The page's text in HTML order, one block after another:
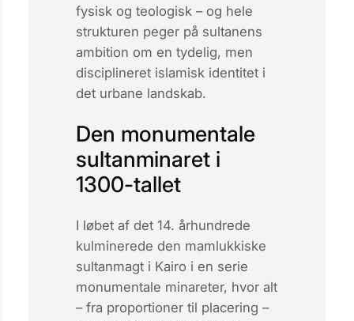
fysisk og teologisk – og hele
strukturen peger på sultanens
ambition om en tydelig, men
disciplineret islamisk identitet i
det urbane landskab.
Den monumentale
sultanminaret i
1300-tallet
I løbet af det 14. århundrede
kulminerede den mamlukkiske
sultanmagt i Kairo i en serie
monumentale minareter, hvor alt
– fra proportioner til placering –